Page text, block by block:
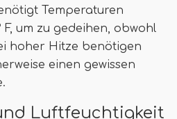
Temperaturen
um zu gedeihen, obwohl
hoher Hitze benötigen
einen gewissen
Luftfeuchtigkeit